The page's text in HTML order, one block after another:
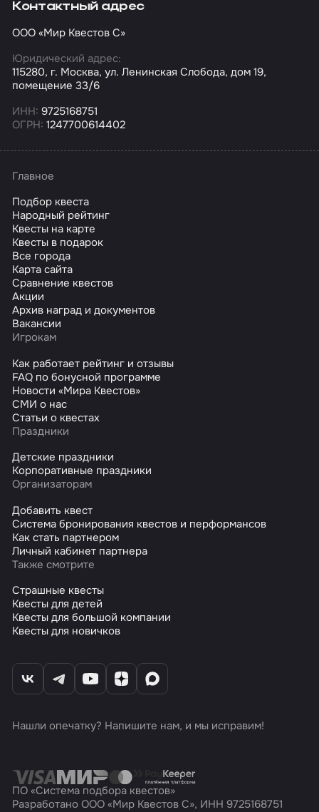
Контактный адрес
ООО «Мир Квестов С»
Юридический адрес:
115280, г. Москва, ул. Ленинская Слобода, дом 19,
помещение 33/6
ИНН: 9725168751
ОГРН: 1247700614402
Главное
Подбор квеста
Народный рейтинг
Квесты на карте
Квесты в подарок
Все города
Карта сайта
Сравнение квестов
Акции
Архив наград и документов
Вакансии
Игрокам
Как работает рейтинг и отзывы
FAQ по бонусной программе
Новости «Мира Квестов»
СМИ о нас
Статьи о квестах
Праздники
Детские праздники
Корпоративные праздники
Организаторам
Добавить квест
Система бронирования квестов и перформансов
Как стать партнером
Личный кабинет партнера
Также смотрите
Страшные квесты
Квесты для детей
Квесты для большой компании
Квесты для новичков
Нашли опечатку? Напишите нам, и мы исправим!
ПО «Система подбора квестов»
Разработано ООО «Мир Квестов С», ИНН 9725168751